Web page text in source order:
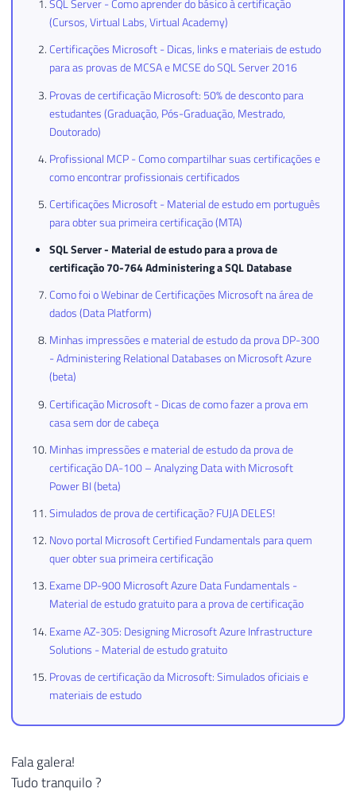
SQL Server - Como aprender do básico à certificação
(Cursos, Virtual Labs, Virtual Academy)
Certificações Microsoft - Dicas, links e materiais de estudo
para as provas de MCSA e MCSE do SQL Server 2016
Provas de certificação Microsoft: 50% de desconto para
estudantes (Graduação, Pós-Graduação, Mestrado,
Doutorado)
Profissional MCP - Como compartilhar suas certificações e
como encontrar profissionais certificados
Certificações Microsoft - Material de estudo em português
para obter sua primeira certificação (MTA)
SQL Server - Material de estudo para a prova de
certificação 70-764 Administering a SQL Database
Como foi o Webinar de Certificações Microsoft na área de
dados (Data Platform)
Minhas impressões e material de estudo da prova DP-300
- Administering Relational Databases on Microsoft Azure
(beta)
Certificação Microsoft - Dicas de como fazer a prova em
casa sem dor de cabeça
Minhas impressões e material de estudo da prova de
certificação DA-100 – Analyzing Data with Microsoft
Power BI (beta)
Simulados de prova de certificação? FUJA DELES!
Novo portal Microsoft Certified Fundamentals para quem
quer obter sua primeira certificação
Exame DP-900 Microsoft Azure Data Fundamentals -
Material de estudo gratuito para a prova de certificação
Exame AZ-305: Designing Microsoft Azure Infrastructure
Solutions - Material de estudo gratuito
Provas de certificação da Microsoft: Simulados oficiais e
materiais de estudo
Fala galera!
Tudo tranquilo ?